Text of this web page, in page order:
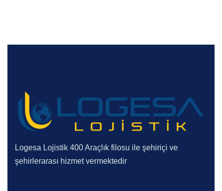
Logesa Lojistik 400 Araçlık filosu ile şehiriçi ve
şehirlerarası hizmet vermektedir